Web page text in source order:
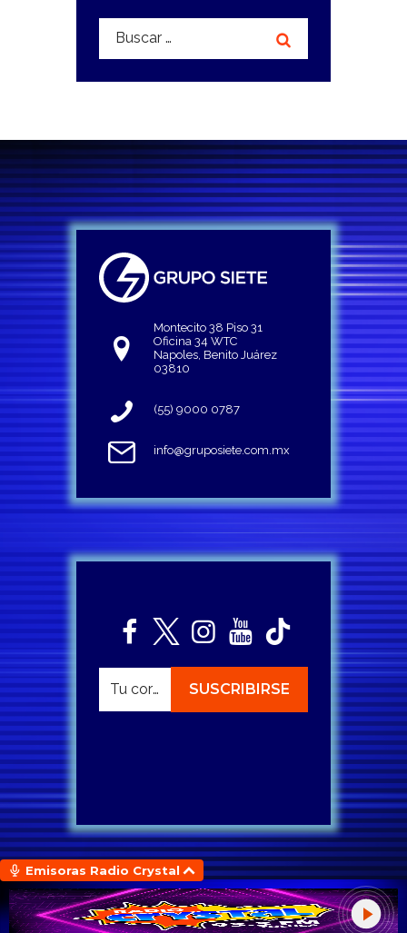
Buscar:
Montecito 38 Piso 31
Oficina 34 WTC
Napoles, Benito Juárez
03810
(55) 9000 0787
info@gruposiete.com.mx
Emisoras Radio Crystal